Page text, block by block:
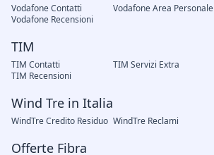
Vodafone Contatti Vodafone Area Personale
Vodafone Recensioni
TIM
TIM Contatti TIM Servizi Extra
TIM Recensioni
Wind Tre in Italia
WindTre Credito Residuo WindTre Reclami
Offerte Fibra